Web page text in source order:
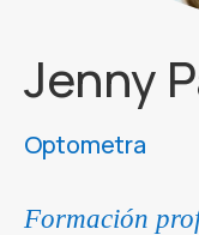
Jenny
Optometra
Formación